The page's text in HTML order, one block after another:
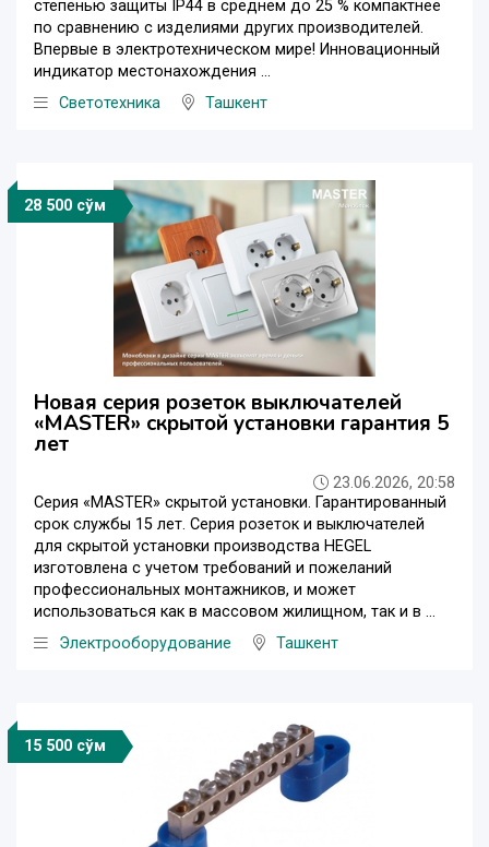
степенью защиты IP44 в среднем до 25 % компактнее
по сравнению с изделиями других производителей.
Впервые в электротехническом мире! Инновационный
индикатор местонахождения ...
Светотехника
Ташкент
28 500 сўм
Новая серия розеток выключателей
«MASTER» скрытой установки гарантия 5
лет
23.06.2026, 20:58
Серия «MASTER» скрытой установки. Гарантированный
срок службы 15 лет. Серия розеток и выключателей
для скрытой установки производства HEGEL
изготовлена с учетом требований и пожеланий
профессиональных монтажников, и может
использоваться как в массовом жилищном, так и в ...
Электрооборудование
Ташкент
15 500 сўм